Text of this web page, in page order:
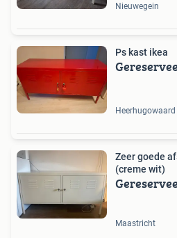
Nieuwegein
Ps kast ikea
Heerhugowaard
Zeer goede
(creme wit)
Maastricht